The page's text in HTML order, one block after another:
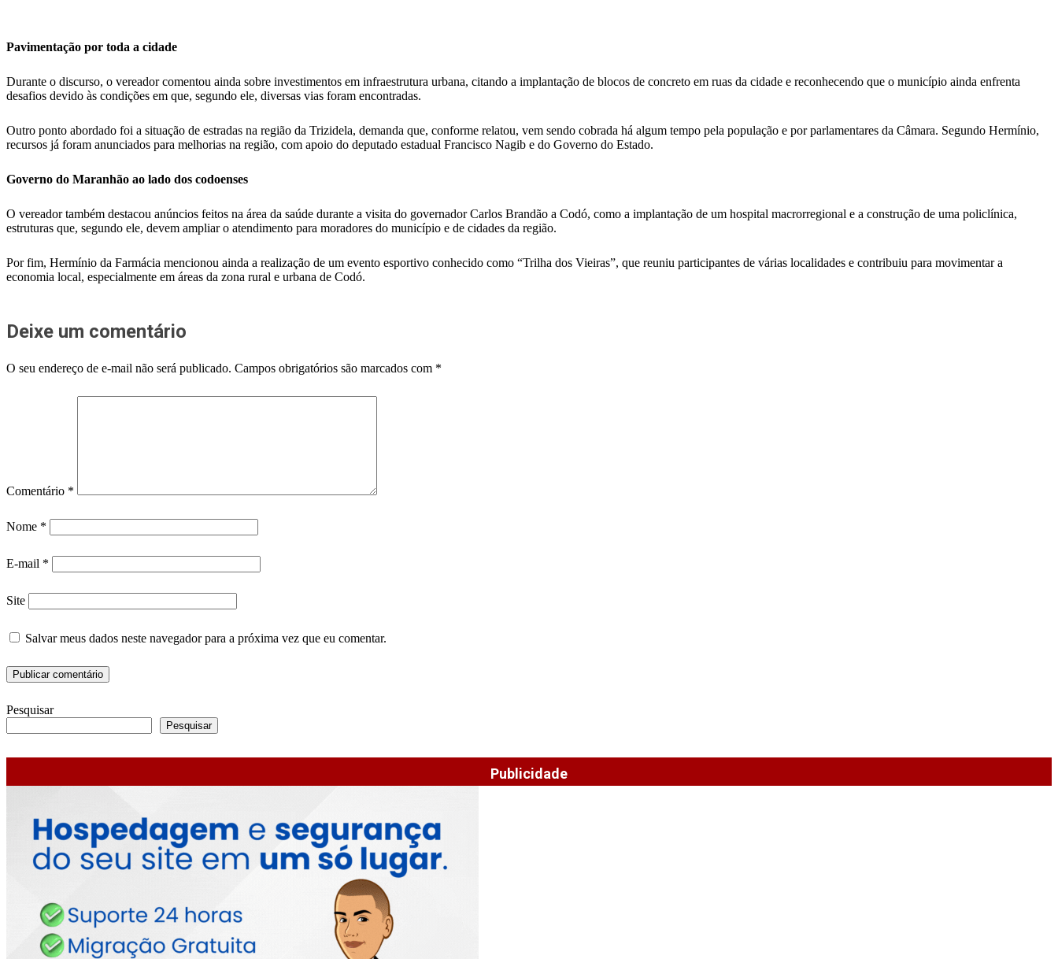
Pavimentação por toda a cidade
Durante o discurso, o vereador comentou ainda sobre investimentos em infraestrutura urbana, citando a implantação de blocos de concreto em ruas da cidade e reconhecendo que o município ainda enfrenta
desafios devido às condições em que, segundo ele, diversas vias foram encontradas.
Outro ponto abordado foi a situação de estradas na região da Trizidela, demanda que, conforme relatou, vem sendo cobrada há algum tempo pela população e por parlamentares da Câmara. Segundo Hermínio,
recursos já foram anunciados para melhorias na região, com apoio do deputado estadual Francisco Nagib e do Governo do Estado.
Governo do Maranhão ao lado dos codoenses
O vereador também destacou anúncios feitos na área da saúde durante a visita do governador Carlos Brandão a Codó, como a implantação de um hospital macrorregional e a construção de uma policlínica,
estruturas que, segundo ele, devem ampliar o atendimento para moradores do município e de cidades da região.
Por fim, Hermínio da Farmácia mencionou ainda a realização de um evento esportivo conhecido como “Trilha dos Vieiras”, que reuniu participantes de várias localidades e contribuiu para movimentar a
economia local, especialmente em áreas da zona rural e urbana de Codó.
Deixe um comentário
O seu endereço de e-mail não será publicado. Campos obrigatórios são marcados com *
Comentário *
Nome *
E-mail *
Site
Salvar meus dados neste navegador para a próxima vez que eu comentar.
Pesquisar
Pesquisar
Publicidade